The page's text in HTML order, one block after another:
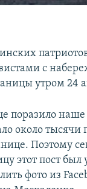
с
утром 24
поразило наше
около тысячи
Поэтому
этот пост был
фото из